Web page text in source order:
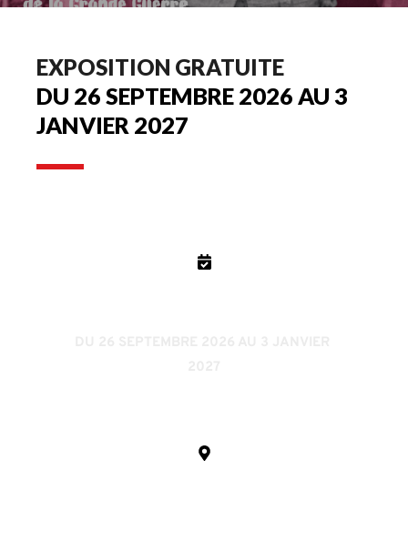
EXPOSITION GRATUITE
DU 26 SEPTEMBRE 2026 AU 3
JANVIER 2027